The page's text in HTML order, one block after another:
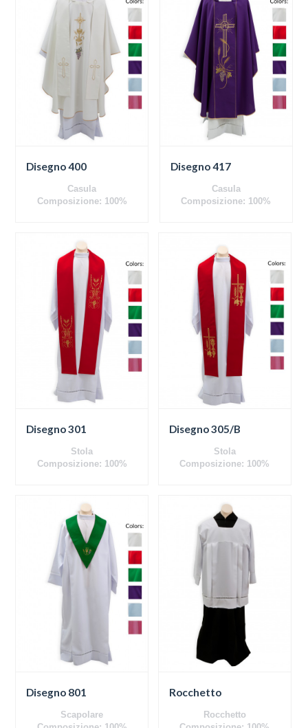
Disegno 400
Casula
Composizione: 100%
Disegno 417
Casula
Composizione: 100%
Disegno 301
Stola
Composizione: 100%
Disegno 305/B
Stola
Composizione: 100%
Disegno 801
Scapolare
Rocchetto
Rocchetto